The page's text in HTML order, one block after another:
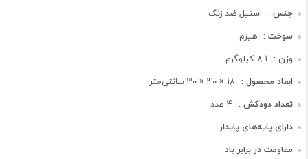
جنس : استیل ضد زنگ
سوخت : هیزم
وزن : 8.1 کیلوگرم
ابعاد محصول : 18 × 40 × 30 سانتی‌متر
تعداد دودکش : 4 عدد
دارای پایه‌های پایدار
مقاومت در برابر باد